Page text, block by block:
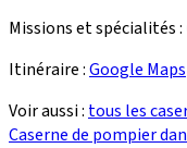
Missions et spécialités :
Itinéraire :Google Maps
Voir aussi : tous les
Caserne de pompier